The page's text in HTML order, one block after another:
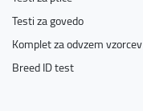
Testi za govedo
Komplet za odvzem vzorcev
Breed ID test